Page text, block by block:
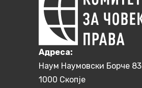
Aдреса:
Наум Наумовски Борче 83
1000 Скопје